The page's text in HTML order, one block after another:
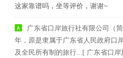
这家靠谱吗，坐等评价，谢谢~
广东省口岸旅行社有限公司（
年，原是隶属于广东省人民政府口
及全民所有制的旅行...[ 广东省口岸